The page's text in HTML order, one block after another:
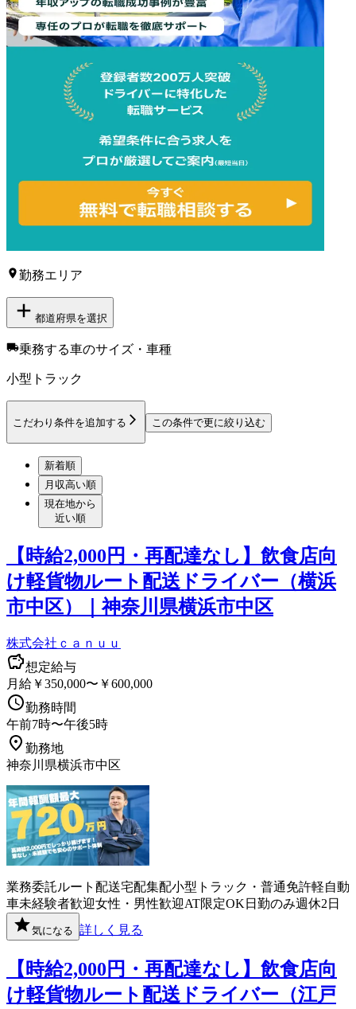
勤務エリア
都道府県を選択
乗務する車のサイズ・車種
小型トラック
こだわり条件を追加する この条件で更に絞り込む
新着順
月収高い順
現在地から
近い順
【時給2,000円・再配達なし】飲食店向
け軽貨物ルート配送ドライバー（横浜
市中区）｜神奈川県横浜市中区
株式会社ｃａｎｕｕ
想定給与
月給￥350,000〜￥600,000
勤務時間
午前7時〜午後5時
勤務地
神奈川県横浜市中区
業務委託ルート配送宅配集配小型トラック・普通免許軽自動
車未経験者歓迎女性・男性歓迎AT限定OK 日勤のみ週休2日
気になる 詳しく見る
【時給2,000円・再配達なし】飲食店向
け軽貨物ルート配送ドライバー（江戸